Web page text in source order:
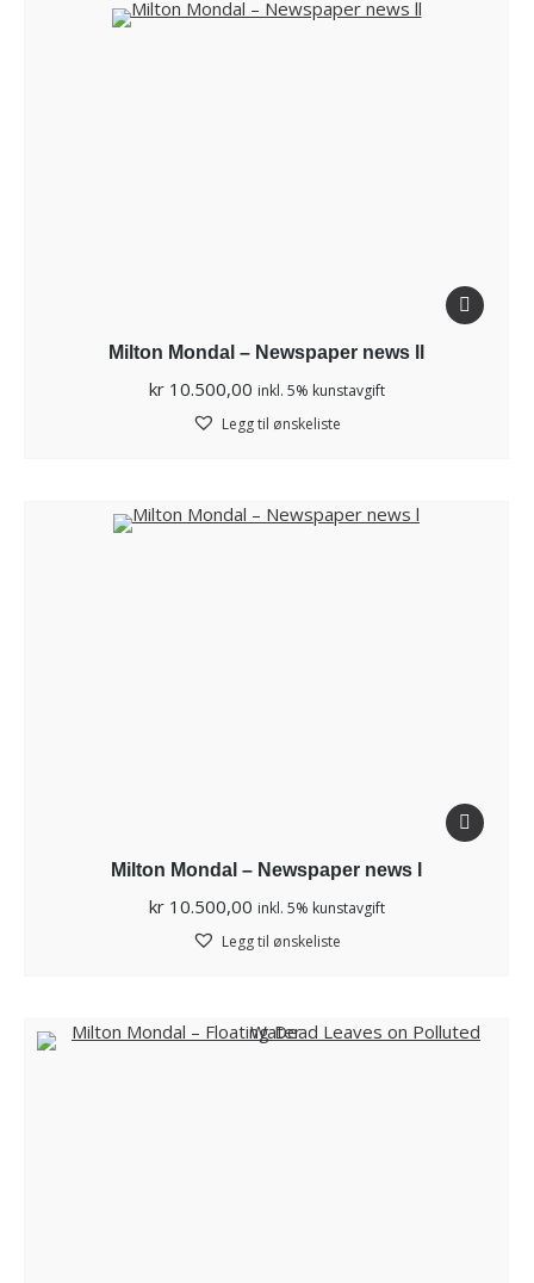
Milton Mondal – Newspaper news ll
kr10.500,00 inkl. 5% kunstavgift
Legg til ønskeliste
Milton Mondal – Newspaper news l
kr10.500,00 inkl. 5% kunstavgift
Legg til ønskeliste